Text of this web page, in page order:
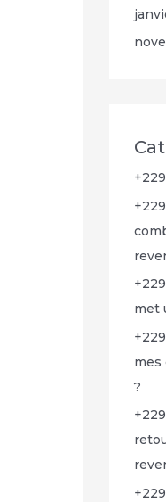
met
mes
?